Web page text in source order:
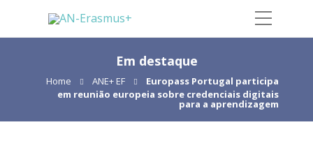
Em destaque
Home ANE+ EF
Europass Portugal participa
em reunião europeia sobre credenciais digitais
para a aprendizagem